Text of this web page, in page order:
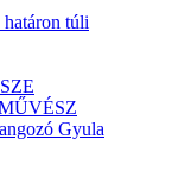
határon túli
Gyula